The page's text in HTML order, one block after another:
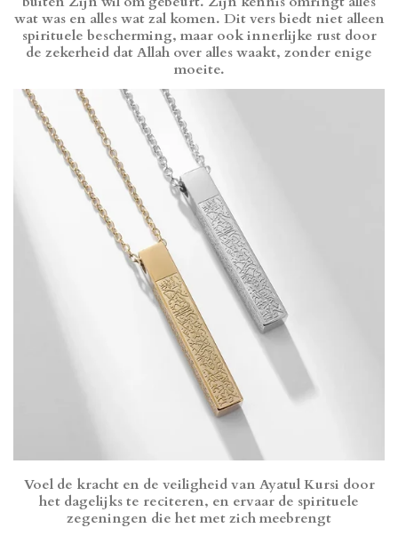
wat was en alles wat zal komen. Dit vers biedt niet alleen
spirituele bescherming, maar ook innerlijke rust door
de zekerheid dat Allah over alles waakt, zonder enige
moeite.
Voel de kracht en de veiligheid van Ayatul Kursi door
het dagelijks te reciteren, en ervaar de spirituele
zegeningen die het met zich meebrengt